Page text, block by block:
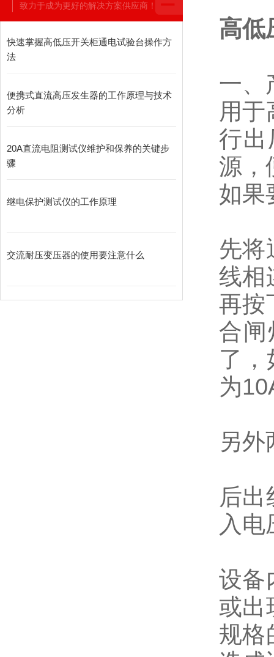
致力于成为更好的解决方案供应商！
快速掌握高低压开关柜通电试验台操作方
法
便携式直流高压发生器的工作原理与技术
分析
20A直流电阻测试仪维护和保养的关键步
骤
继电保护测试仪的工作原理
交流耐压变压器的使用要注意什么
高低
一、
用
行出
源，
如果
先将
线相
再按
合
了，
为
另外
后
入
设备
或出
规格